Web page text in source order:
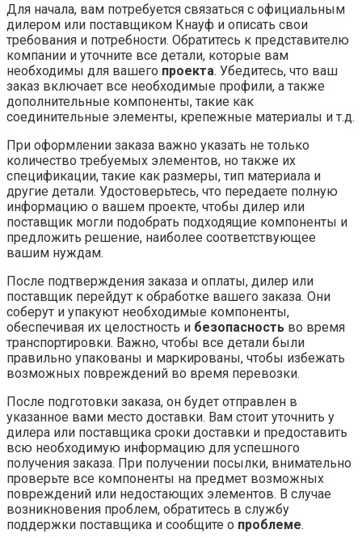
Для начала, вам потребуется связаться с официальным
дилером или поставщиком Кнауф и описать свои
требования и потребности. Обратитесь к представителю
компании и уточните все детали, которые вам
необходимы для вашего проекта. Убедитесь, что ваш
заказ включает все необходимые профили, а также
дополнительные компоненты, такие как
соединительные элементы, крепежные материалы и т.д.
При оформлении заказа важно указать не только
количество требуемых элементов, но также их
спецификации, такие как размеры, тип материала и
другие детали. Удостоверьтесь, что передаете полную
информацию о вашем проекте, чтобы дилер или
поставщик могли подобрать подходящие компоненты и
предложить решение, наиболее соответствующее
вашим нуждам.
После подтверждения заказа и оплаты, дилер или
поставщик перейдут к обработке вашего заказа. Они
соберут и упакуют необходимые компоненты,
обеспечивая их целостность и безопасность во время
транспортировки. Важно, чтобы все детали были
правильно упакованы и маркированы, чтобы избежать
возможных повреждений во время перевозки.
После подготовки заказа, он будет отправлен в
указанное вами место доставки. Вам стоит уточнить у
дилера или поставщика сроки доставки и предоставить
всю необходимую информацию для успешного
получения заказа. При получении посылки, внимательно
проверьте все компоненты на предмет возможных
повреждений или недостающих элементов. В случае
возникновения проблем, обратитесь в службу
поддержки поставщика и сообщите о проблеме.